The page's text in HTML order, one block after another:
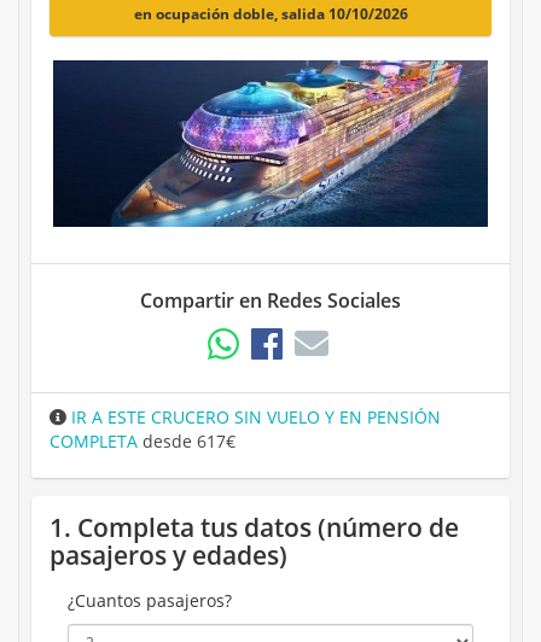
en ocupación doble, salida 10/10/2026
Compartir en Redes Sociales
IR A ESTE CRUCERO SIN VUELO Y EN PENSIÓN
COMPLETA desde 617€
1. Completa tus datos (número de
pasajeros y edades)
¿Cuantos pasajeros?